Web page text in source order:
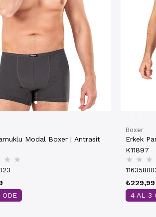
Modal Boxer | Antrasit
★ ★
Boxer
Erkek
K11897
★ ★ ★
₺229,99
4 AL 3